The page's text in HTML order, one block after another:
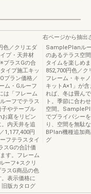
色／クリエダ
プ・天井材
プラスGの合
イプ施工キッ
プラン価格／
ム・Gルーフ
は「フレーム
ーフでテラス
やテーブル
庭をリビン
内天井を追
1,177,400円
フテラスタイ
スGの合計価
す。フレーム
ーフ+スクリ
スG商品の色
表示価格に
版カタログ
右ページから抽出
SamplePlanル
のあるテラス空
タイムを楽しめ
852,700円色／ク
フレーム・キャ
キットA×1」が
れば、冬は畳ん
ト。季節に合わ
空間。
でプライバシー
り、空間を無駄
BPlan機種追加
グ